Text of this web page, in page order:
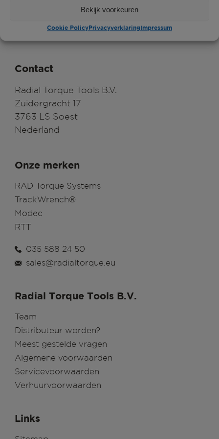
Bekijk voorkeuren
Cookie Policy PrivacyverklaringImpressum
Contact
Radial Torque Tools B.V.
Zuidergracht 17
3763 LS Soest
Nederland
Onze merken
RAD Torque Systems
TrackWrench®
Modec
RTT
035 588 24 50
sales@radialtorque.eu
Radial Torque Tools B.V.
Team
Distributeur worden?
Meest gestelde vragen
Algemene voorwaarden
Servicevoorwaarden
Verhuurvoorwaarden
Links